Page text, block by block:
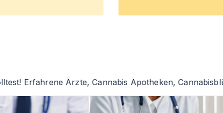
Erfahrene Ärzte, Cannabis Apotheken,